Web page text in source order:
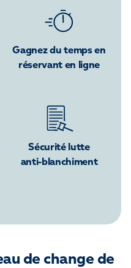
Gagnez du temps en
réservant en ligne
Sécurité lutte
anti-blanchiment
de change de